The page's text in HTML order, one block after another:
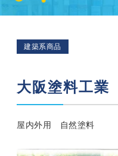
建築系商品
大阪塗料工
屋内外用 自然塗料